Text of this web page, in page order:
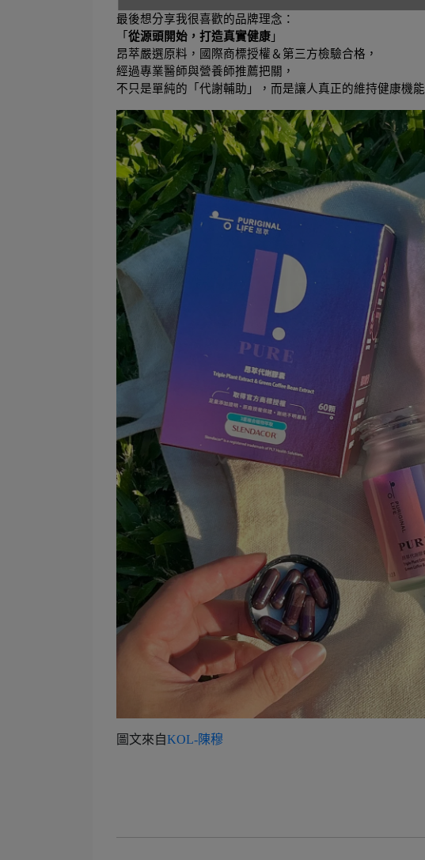
最後想分享我很喜歡的品牌理念：
「 從源頭開始，打造真實健康 」
昂萃嚴選原料，國際商標授權＆第三方檢驗合格，
經過專業醫師與營養師推薦把關，
不只是單純的「代謝輔助」，而是讓人真正的維持健康機能
圖文來自KOL-陳穆